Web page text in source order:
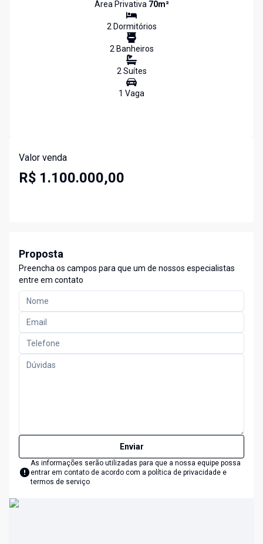
Área Privativa 70m²
2Dormitórios
2Banheiros
2Suítes
1 Vaga
Valor venda
R$ 1.100.000,00
Proposta
Preencha os campos para que um de nossos especialistas
entre em contato
Enviar
As informações serão utilizadas para que a nossa equipe possa
entrar em contato de acordo com a política de privacidade e
termos de serviço